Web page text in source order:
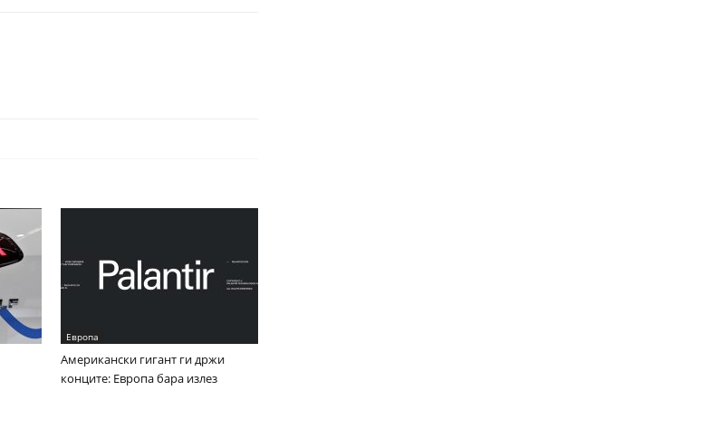
Европа
Американски гигант ги држи
конците: Европа бара излез